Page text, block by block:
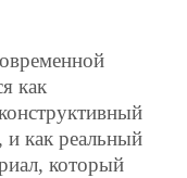
как
и как реальный
который